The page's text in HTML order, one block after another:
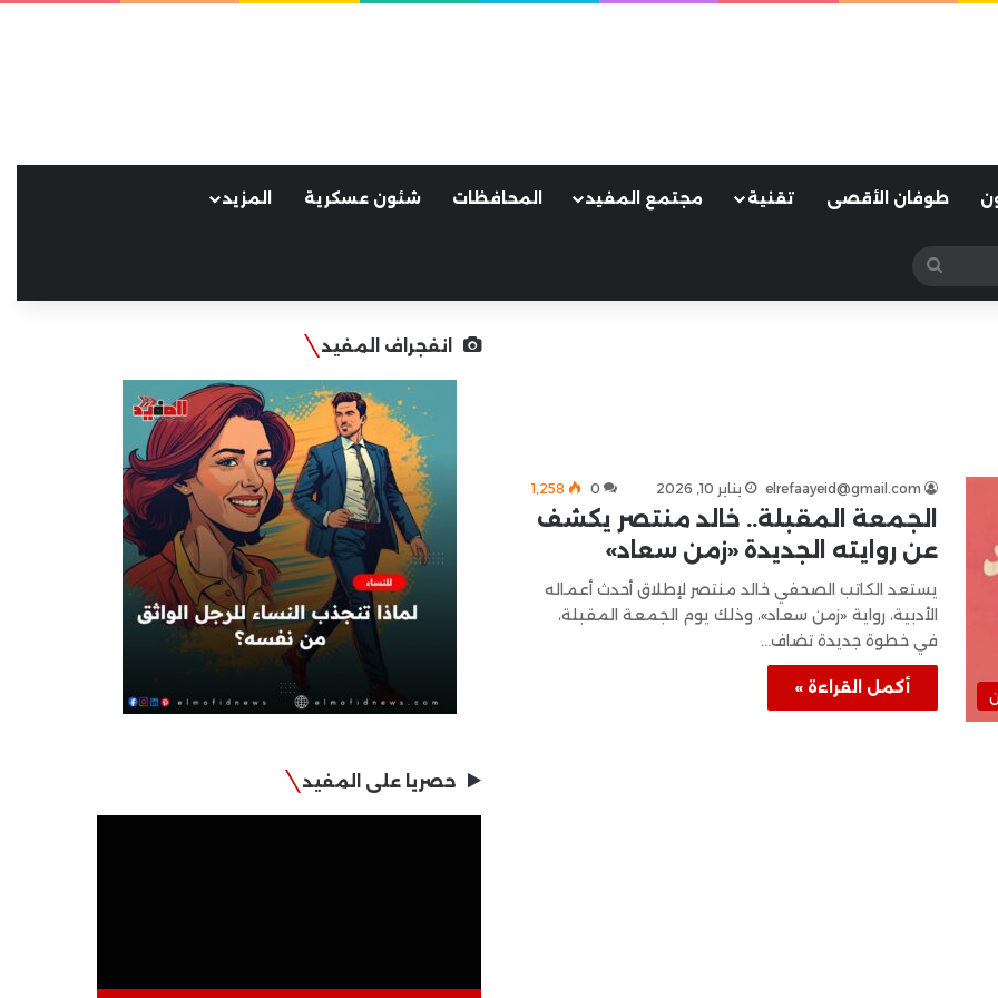
طوفان الأقصى تقنية مجتمع المفيد المحافظات شئون عسكرية المزيد
بحث
عن
elrefaayeid@gmail.com يناير 10, 2026 0 1٬258
الجمعة المقبلة.. خالد منتصر يكشف
عن روايته الجديدة «زمن سعاد»
يستعد الكاتب الصحفي خالد منتصر لإطلاق أحدث أعماله
الأدبية، رواية «زمن سعاد»، وذلك يوم الجمعة المقبلة،
في خطوة جديدة تضاف…
أكمل القراءة »
انفجراف المفيد
حصريا على المفيد